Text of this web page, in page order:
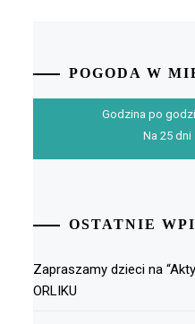
POGODA W
Godzina po
Na 25 dni
OSTATNIE
Zapraszamy dzieci na
ORLIKU